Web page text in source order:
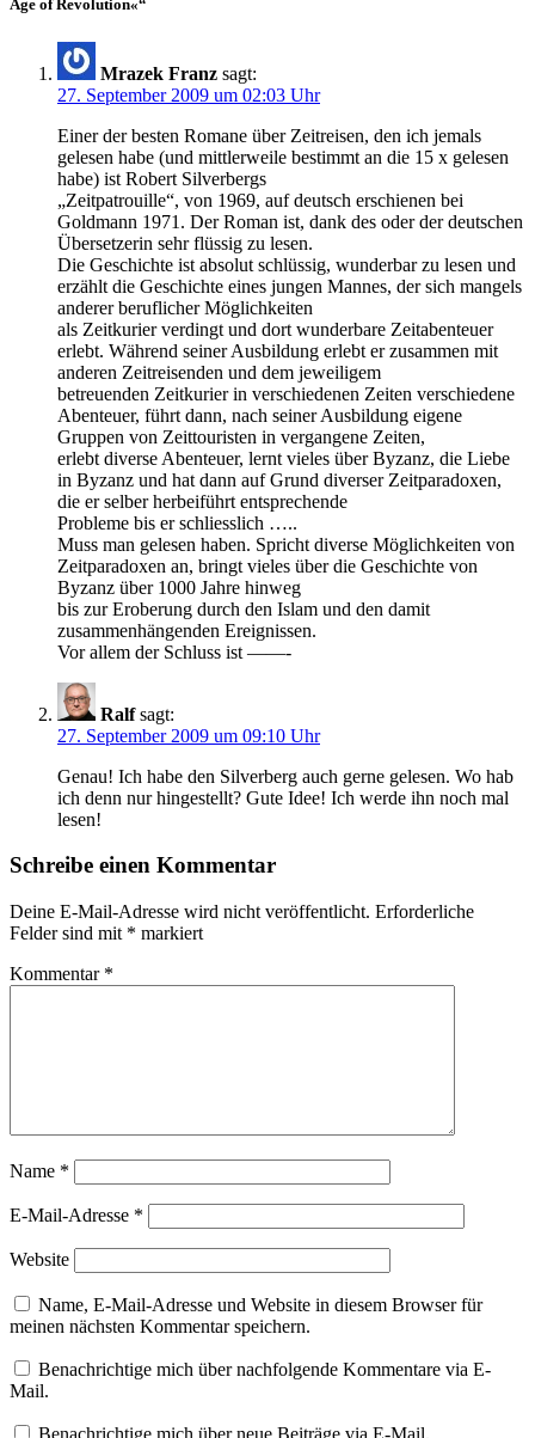
Age of Revolution«“
Mrazek Franz sagt:
27. September 2009 um 02:03 Uhr
Einer der besten Romane über Zeitreisen, den ich jemals
gelesen habe (und mittlerweile bestimmt an die 15 x gelesen
habe) ist Robert Silverbergs
„Zeitpatrouille“, von 1969, auf deutsch erschienen bei
Goldmann 1971. Der Roman ist, dank des oder der deutschen
Übersetzerin sehr flüssig zu lesen.
Die Geschichte ist absolut schlüssig, wunderbar zu lesen und
erzählt die Geschichte eines jungen Mannes, der sich mangels
anderer beruflicher Möglichkeiten
als Zeitkurier verdingt und dort wunderbare Zeitabenteuer
erlebt. Während seiner Ausbildung erlebt er zusammen mit
anderen Zeitreisenden und dem jeweiligem
betreuenden Zeitkurier in verschiedenen Zeiten verschiedene
Abenteuer, führt dann, nach seiner Ausbildung eigene
Gruppen von Zeittouristen in vergangene Zeiten,
erlebt diverse Abenteuer, lernt vieles über Byzanz, die Liebe
in Byzanz und hat dann auf Grund diverser Zeitparadoxen,
die er selber herbeiführt entsprechende
Probleme bis er schliesslich …..
Muss man gelesen haben. Spricht diverse Möglichkeiten von
Zeitparadoxen an, bringt vieles über die Geschichte von
Byzanz über 1000 Jahre hinweg
bis zur Eroberung durch den Islam und den damit
zusammenhängenden Ereignissen.
Vor allem der Schluss ist ——-
Ralf sagt:
27. September 2009 um 09:10 Uhr
Genau! Ich habe den Silverberg auch gerne gelesen. Wo hab
ich denn nur hingestellt? Gute Idee! Ich werde ihn noch mal
lesen!
Schreibe einen Kommentar
Deine E-Mail-Adresse wird nicht veröffentlicht. Erforderliche
Felder sind mit * markiert
Kommentar *
Name *
E-Mail-Adresse *
Website
Name, E-Mail-Adresse und Website in diesem Browser für
meinen nächsten Kommentar speichern.
Benachrichtige mich über nachfolgende Kommentare via E-
Mail.
Benachrichtige mich über neue Beiträge via E-Mail.